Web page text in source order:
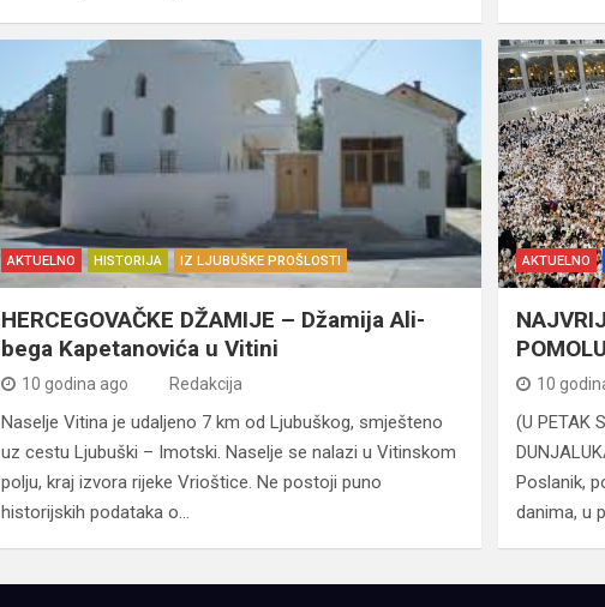
AKTUELNO HISTORIJA IZ LJUBUŠKE PROŠLOSTI
HERCEGOVAČKE DŽAMIJE – Džamija Ali-
bega Kapetanovića u Vitini
10 godina ago Redakcija
Naselje Vitina je udaljeno 7 km od Ljubuškog, smješteno
uz cestu Ljubuški – Imotski. Naselje se nalazi u Vitinskom
polju, kraj izvora rijeke Vrioštice. Ne postoji puno
historijskih podataka o…
AKTUELNO
10
(U PETAK
Poslanik,
danima, u